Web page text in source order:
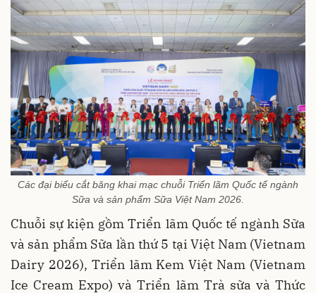
Các đại biểu cắt băng khai mạc chuỗi Triển lãm Quốc tế ngành
Sữa và sản phẩm Sữa Việt Nam 2026.
Chuỗi sự kiện gồm Triển lãm Quốc tế ngành Sữa
và sản phẩm Sữa lần thứ 5 tại Việt Nam (Vietnam
Dairy 2026), Triển lãm Kem Việt Nam (Vietnam
Ice Cream Expo) và Triển lãm Trà sữa và Thức